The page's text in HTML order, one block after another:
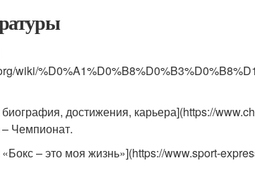
wiki/
достижения, карьера](https://
Чемпионат.
– это моя жизнь»](https://www.sport-